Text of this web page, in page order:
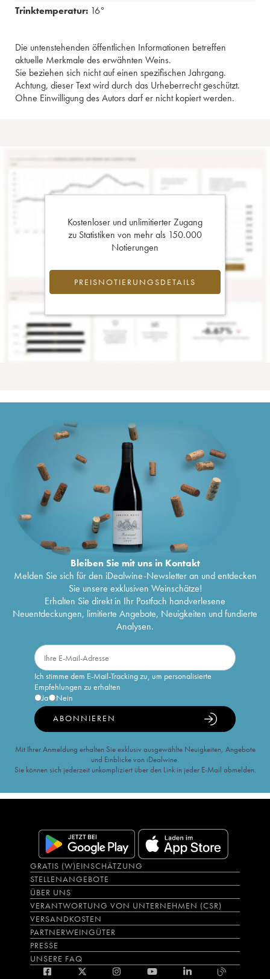
Trinktemperatur: 16°
Die untenstehenden öffentlichen Informationen betreffen
aktuelle Merkmale des erwähnten Weins.
Sie beziehen sich nicht auf einen spezifischen Jahrgang.
Achtung, dieser Text wird durch das Urheberrecht geschützt.
Ohne Einwilligung des Autors darf er nicht kopiert werden.
Kostenloser und unlimitierter Zugang
zu Statistiken von mehr als 150.000
Notierungen
PREISNOTIERUNGSDETAILS
Bleiben Sie mit uns in Kontakt
Melden Sie sich für den iDealwine-Newsletter an und entdecken
Sie unsere exklusiven Weinschätze!
Erhalten Sie direkt in Ihr Postfach handverlesene
Neuentdeckungen, limitierte Angebote, Neuigkeiten und fundierte
Analysen.
Ich stimme dem E-Mail-Tracking zu, um personalisierte
Empfehlungen zu erhalten
Ja
Nein
ABONNIEREN
Mit Ihrer Anmeldung erhalten Sie exklusiv ausgewählte Neuigkeiten, Angebote
und Einblicke von iDealwine.
Sie können sich jederzeit unkompliziert über den Link in jeder E-Mail abmelden.
GRATIS (W)EINSCHÄTZUNG
STELLENANGEBOTE
ÜBER UNS
VERANTWORTUNG VON UNTERNEHMEN (CSR)
VERSANDKOSTEN
PARTNERWEINGÜTER
PRESSE
UNSERE FAQ